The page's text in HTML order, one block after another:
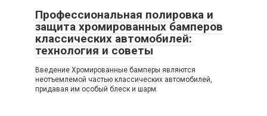
Профессиональная полировка и
защита хромированных бамперов
классических автомобилей:
технология и советы
Введение Хромированные бамперы являются
неотъемлемой частью классических автомобилей,
придавая им особый блеск и шарм.